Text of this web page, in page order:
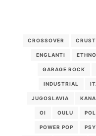
CROSSOVER CRUST
ENGLANTI
GARAGE ROCK
INDUSTRIAL
JUGOSLAVIA
OI OULU
POWER POP